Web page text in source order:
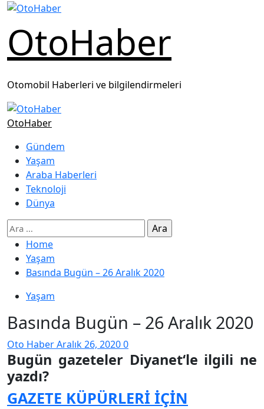
OtoHaber
Otomobil Haberleri ve bilgilendirmeleri
OtoHaber
Gündem
Yaşam
Araba Haberleri
Teknoloji
Dünya
Home
Yaşam
Basında Bugün – 26 Aralık 2020
Yaşam
Basında Bugün – 26 Aralık 2020
Oto HaberAralık 26, 20200
Bugün gazeteler Diyanet‘le ilgili ne
yazdı?
GAZETE KÜPÜRLERİ İÇİN